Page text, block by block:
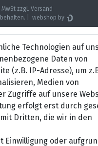
Technologien auf
Daten von
(z.B. IP-Adresse), um
Medien von
Zugriffe auf unsere
erfolgt erst durch
Dritten, die wir in den
Einwilligung oder
zzgl. Versand
|
webshop by